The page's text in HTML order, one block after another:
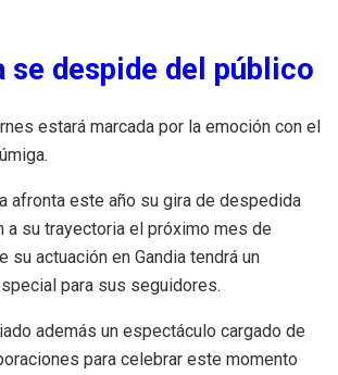
se despide del público
estará marcada por la emoción con el
afronta este año su gira de despedida
a su trayectoria el próximo mes de
su actuación en Gandia tendrá un
para sus seguidores.
además un espectáculo cargado de
para celebrar este momento